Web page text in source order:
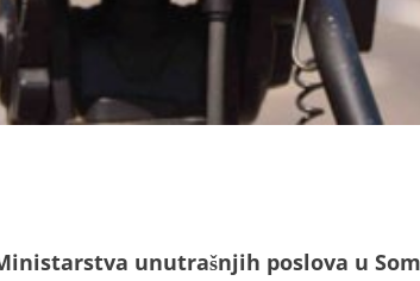
unutrašnjih poslova u